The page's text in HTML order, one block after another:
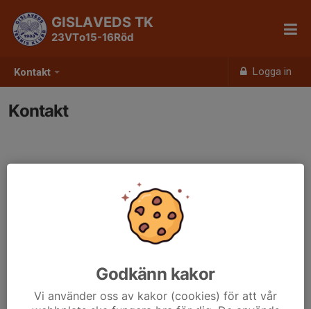
Kontakt Logga in
GISLAVEDS TK
23VTo15-16Röd
Kontakt
Godkänn kakor
Vi använder oss av kakor (cookies) för att vår